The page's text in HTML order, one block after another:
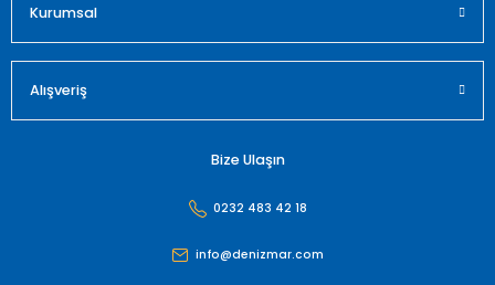
Kurumsal
Alışveriş
Bize Ulaşın
0232 483 42 18
info@denizmar.com